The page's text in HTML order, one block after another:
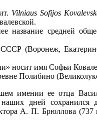
Vilniaus Sofijos
название средней
(Воронеж,
носит имя Софьи
Полибино
имении ее отца
дней
А. П. Брюллова